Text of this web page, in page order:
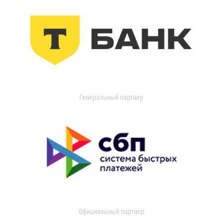
Генеральный партнер
Официальный партнер